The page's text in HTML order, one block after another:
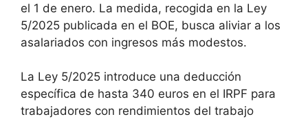
el 1 de enero. La medida, recogida en la Ley
5/2025 publicada en el BOE, busca aliviar a los
asalariados con ingresos más modestos.
La Ley 5/2025 introduce una deducción
específica de hasta 340 euros en el IRPF para
trabajadores con rendimientos del trabajo